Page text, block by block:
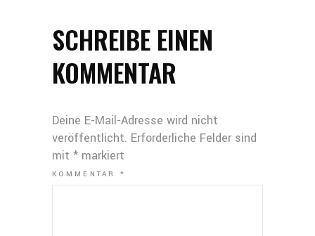
SCHREIBE EINEN
KOMMENTAR
Deine E-Mail-Adresse wird nicht
veröffentlicht. Erforderliche Felder sind
mit * markiert
KOMMENTAR*